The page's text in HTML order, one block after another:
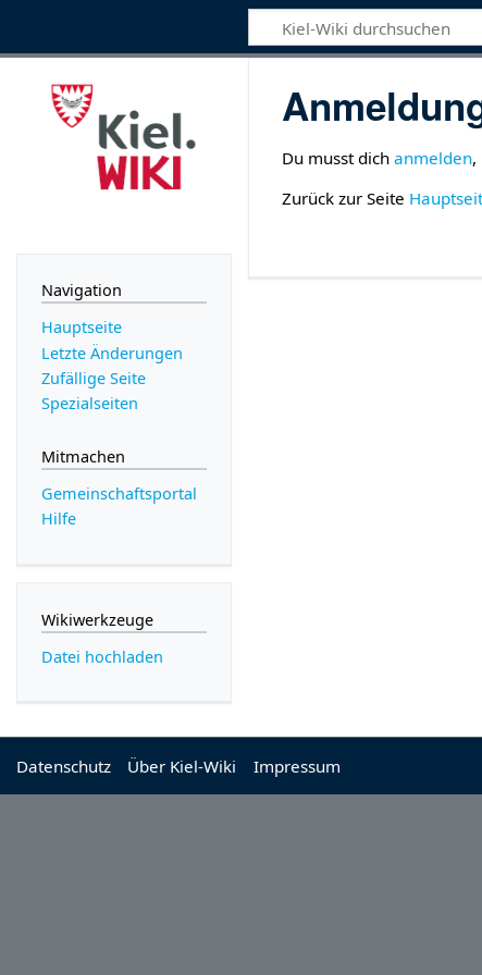
Du musst dichanmelden,
Zurück zur Seite
Navigation
Hauptseite
Letzte Änderungen
Zufällige Seite
Spezialseiten
Mitmachen
Gemeinschafts­portal
Hilfe
Wikiwerkzeuge
Datei hochladen
Datenschutz Über Kiel-Wiki Impressum